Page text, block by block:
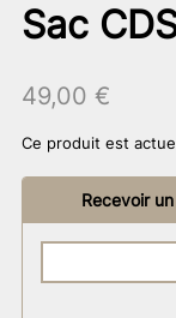
Sac
49,00 €
Ce produit est
Recevoir